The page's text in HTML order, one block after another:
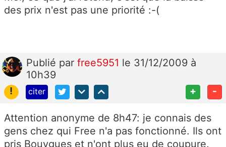
des prix n'est pas une priorité :-(
Publié par free5951 le 31/12/2009 à
10h39
!
citer + -
Attention anonyme de 8h47: je connais des
gens chez qui Free n'a pas fonctionné. Ils ont
pris Bouygues et n'ont plus eu de coupure.